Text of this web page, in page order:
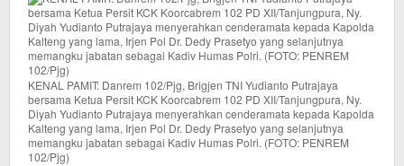
KENAL PAMIT: Danrem 102/Pjg, Brigjen TNI Yudianto Putrajaya
bersama Ketua Persit KCK Koorcabrem 102 PD XII/Tanjungpura, Ny.
Diyah Yudianto Putrajaya menyerahkan cenderamata kepada Kapolda
Kalteng yang lama, Irjen Pol Dr. Dedy Prasetyo yang selanjutnya
memangku jabatan sebagai Kadiv Humas Polri. (FOTO: PENREM
102/Pjg)